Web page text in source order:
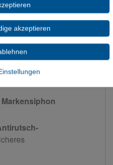
Acryl: Cast Acrylic -
akzeptieren